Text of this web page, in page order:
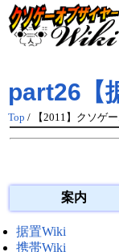
part26【
Top / 【2011】クソゲ
案内
据置Wiki
携帯Wiki